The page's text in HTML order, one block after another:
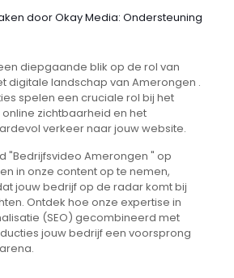
door Okay Media: Ondersteuning
diepgaande blik op de rol van
digitale landschap van Amerongen .
spelen een cruciale rol bij het
zichtbaarheid en het
verkeer naar jouw website.
"Bedrijfsvideo Amerongen " op
in onze content op te nemen,
jouw bedrijf op de radar komt bij
Ontdek hoe onze expertise in
(SEO) gecombineerd met
jouw bedrijf een voorsprong